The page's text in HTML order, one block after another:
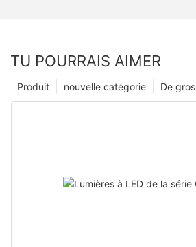
TU POURRAIS AIMER
De gros
nouvelle catégorie
Produit